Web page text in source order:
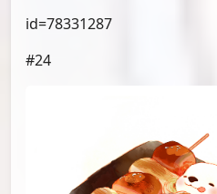
id=78331287
#24